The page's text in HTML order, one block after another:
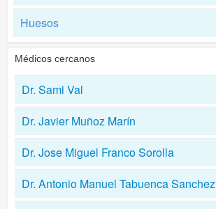
Huesos
Médicos cercanos
Dr. Sami Val
Dr. Javier Muñoz Marín
Dr. Jose Miguel Franco Sorolla
Dr. Antonio Manuel Tabuenca Sanchez